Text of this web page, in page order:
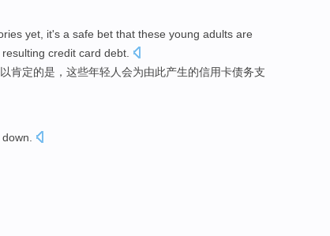
yet , it's a safe bet that these young adults are
resulting credit card debt
肯定的是 ， 这些年轻人会为由此产生的信用卡债务支